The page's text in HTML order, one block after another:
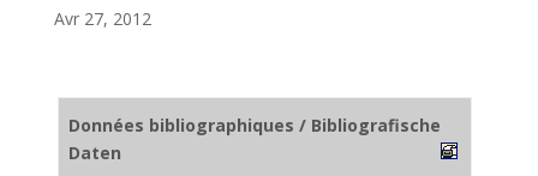
Avr 27, 2012
Données bibliographiques / Bibliografische
Daten